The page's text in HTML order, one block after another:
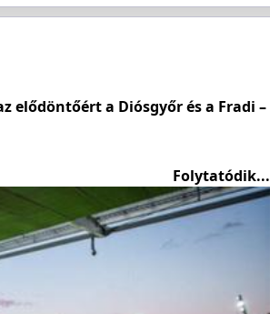
elődöntőért a Diósgyőr és a Fradi –
Folytatódik...